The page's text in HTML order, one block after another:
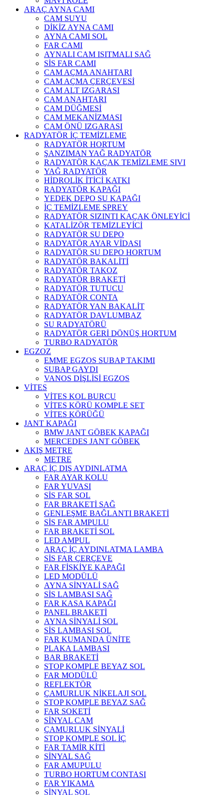
ARAÇ AYNA CAMI
CAM SUYU
DİKİZ AYNA CAMI
AYNA CAMI SOL
FAR CAMI
AYNALI CAM ISITMALI SAĞ
SİS FAR CAMI
CAM AÇMA ANAHTARI
CAM AÇMA ÇERÇEVESİ
CAM ALT IZGARASI
CAM ANAHTARI
CAM DÜĞMESİ
CAM MEKANİZMASI
CAM ÖNÜ IZGARASI
RADYATÖR İÇ TEMİZLEME
RADYATÖR HORTUM
ŞANZIMAN YAĞ RADYATÖR
RADYATÖR KAÇAK TEMİZLEME SIVI
YAĞ RADYATÖR
HİDROLİK İTİCİ KATKI
RADYATÖR KAPAĞI
YEDEK DEPO SU KAPAĞI
İÇ TEMİZLEME SPREY
RADYATÖR SIZINTI KAÇAK ÖNLEYİCİ
KATALİZÖR TEMİZLEYİCİ
RADYATÖR SU DEPO
RADYATÖR AYAR VİDASI
RADYATÖR SU DEPO HORTUM
RADYATÖR BAKALİTİ
RADYATÖR TAKOZ
RADYATÖR BRAKETİ
RADYATÖR TUTUCU
RADYATÖR CONTA
RADYATÖR YAN BAKALİT
RADYATÖR DAVLUMBAZ
SU RADYATÖRÜ
RADYATÖR GERİ DÖNÜŞ HORTUM
TURBO RADYATÖR
EGZOZ
EMME EGZOS SUBAP TAKIMI
SUBAP GAYDI
VANOS DİŞLİSİ EGZOS
VİTES
VİTES KOL BURCU
VİTES KÖRÜ KOMPLE SET
VİTES KÖRÜĞÜ
JANT KAPAĞI
BMW JANT GÖBEK KAPAĞI
MERCEDES JANT GÖBEK
AKIŞ METRE
METRE
ARAÇ İÇ DIŞ AYDINLATMA
FAR AYAR KOLU
FAR YUVASI
SİS FAR SOL
FAR BRAKETİ SAĞ
GENLEŞME BAĞLANTI BRAKETİ
SİS FAR AMPULU
FAR BRAKETİ SOL
LED AMPUL
ARAÇ İÇ AYDINLATMA LAMBA
SİS FAR ÇERÇEVE
FAR FİSKİYE KAPAĞI
LED MODÜLÜ
AYNA SİNYALİ SAĞ
SİS LAMBASI SAĞ
FAR KASA KAPAĞI
PANEL BRAKETİ
AYNA SİNYALİ SOL
SİS LAMBASI SOL
FAR KUMANDA ÜNİTE
PLAKA LAMBASI
BAR BRAKETİ
STOP KOMPLE BEYAZ SOL
FAR MODÜLÜ
REFLEKTÖR
ÇAMURLUK NİKELAJI SOL
STOP KOMPLE BEYAZ SAĞ
FAR SOKETİ
SİNYAL CAM
ÇAMURLUK SİNYALİ
STOP KOMPLE SOL İÇ
FAR TAMİR KİTİ
SİNYAL SAĞ
FAR AMUPULU
TURBO HORTUM CONTASI
FAR YIKAMA
SİNYAL SOL